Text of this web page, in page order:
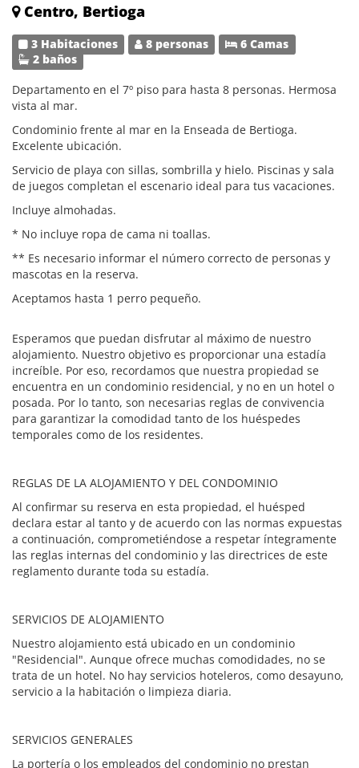
Centro, Bertioga
3 Habitaciones 8 personas
6 Camas
2 baños
Departamento en el 7º piso para hasta 8 personas. Hermosa
vista al mar.
Condominio frente al mar en la Enseada de Bertioga.
Excelente ubicación.
Servicio de playa con sillas, sombrilla y hielo. Piscinas y sala
de juegos completan el escenario ideal para tus vacaciones.
Incluye almohadas.
* No incluye ropa de cama ni toallas.
** Es necesario informar el número correcto de personas y
mascotas en la reserva.
Aceptamos hasta 1 perro pequeño.
Esperamos que puedan disfrutar al máximo de nuestro
alojamiento. Nuestro objetivo es proporcionar una estadía
increíble. Por eso, recordamos que nuestra propiedad se
encuentra en un condominio residencial, y no en un hotel o
posada. Por lo tanto, son necesarias reglas de convivencia
para garantizar la comodidad tanto de los huéspedes
temporales como de los residentes.
REGLAS DE LA ALOJAMIENTO Y DEL CONDOMINIO
Al confirmar su reserva en esta propiedad, el huésped
declara estar al tanto y de acuerdo con las normas expuestas
a continuación, comprometiéndose a respetar íntegramente
las reglas internas del condominio y las directrices de este
reglamento durante toda su estadía.
SERVICIOS DE ALOJAMIENTO
Nuestro alojamiento está ubicado en un condominio
"Residencial". Aunque ofrece muchas comodidades, no se
trata de un hotel. No hay servicios hoteleros, como desayuno,
servicio a la habitación o limpieza diaria.
SERVICIOS GENERALES
La portería o los empleados del condominio no prestan